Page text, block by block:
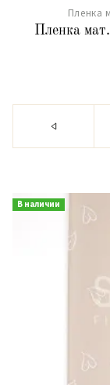
Пленка
Пленка
В наличии